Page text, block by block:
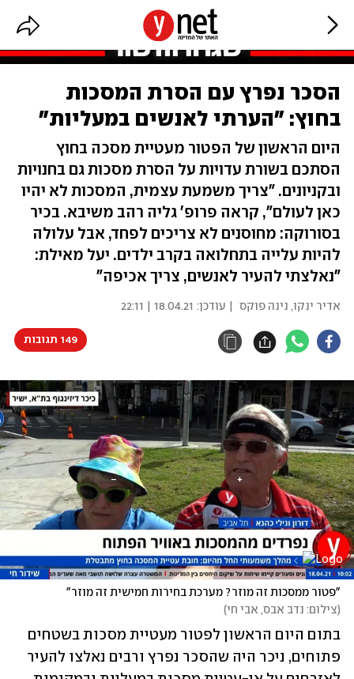
הסכר נפרץ עם הסרת המסכות
בחוץ: "הערתי לאנשים במעליות"
היום הראשון של הפטור מעטיית מסכה בחוץ
הסתכם בשורת עדויות על הסרת מסכות גם בחנויות
ובקניונים. "צריך משמעת עצמית, המסכות לא יהיו
כאן לעולם", קראה פרופ' גליה רהב משיבא. בכיר
בסורוקה: מחוסנים לא צריכים לפחד, אבל עלולה
להיות עלייה בתחלואה בקרב ילדים. יעל מאילת:
"נאלצתי להעיר לאנשים, צריך אכיפה"
אדיר ינקו, נינה פוקס | עודכן: 18.04.21 | 22:11
149 תגובות
"פטור ממסכות זה מוזר? מערכת בחירות חמישית זה מוזר"
(צילום: נדב אבס, אבי חי)